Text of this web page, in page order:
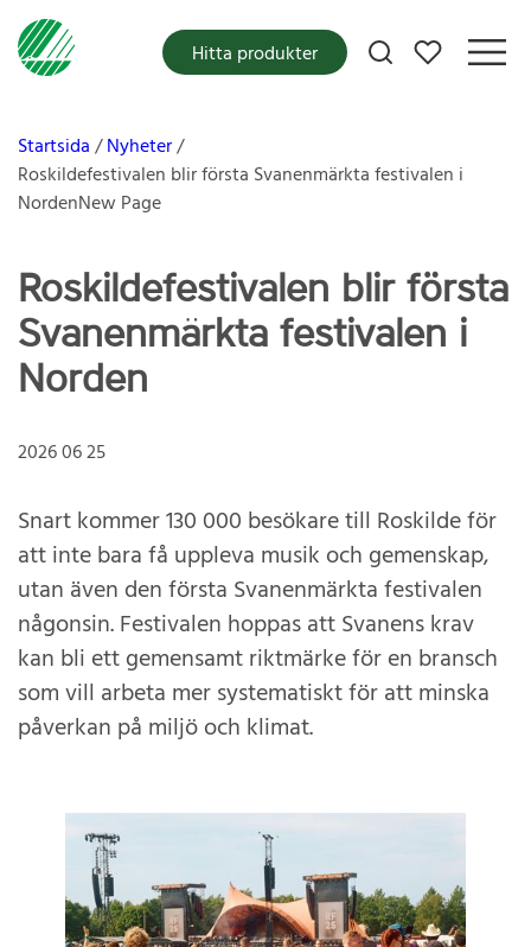
Mina favoriter
Hitta produkter
Startsida
Nyheter
Roskildefestivalen blir första Svanenmärkta festivalen i
NordenNew Page
Roskildefestivalen blir första
Svanenmärkta festivalen i
Norden
2026 06 25
Snart kommer 130 000 besökare till Roskilde för
att inte bara få uppleva musik och gemenskap,
utan även den första Svanenmärkta festivalen
någonsin. Festivalen hoppas att Svanens krav
kan bli ett gemensamt riktmärke för en bransch
som vill arbeta mer systematiskt för att minska
påverkan på miljö och klimat.